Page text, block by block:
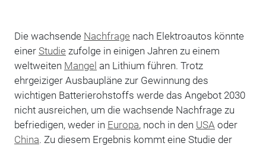
Die wachsende Nachfrage nach Elektroautos könnte
einer Studie zufolge in einigen Jahren zu einem
weltweiten Mangel an Lithium führen. Trotz
ehrgeiziger Ausbaupläne zur Gewinnung des
wichtigen Batterierohstoffs werde das Angebot 2030
nicht ausreichen, um die wachsende Nachfrage zu
befriedigen, weder in Europa, noch in den USA oder
China. Zu diesem Ergebnis kommt eine Studie der